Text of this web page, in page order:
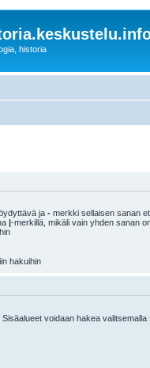
historia
ja - merkki sellaisen sanan
|-merkillä, mikäli vain yhden sanan
hakuihin
voidaan hakea valitsemalla